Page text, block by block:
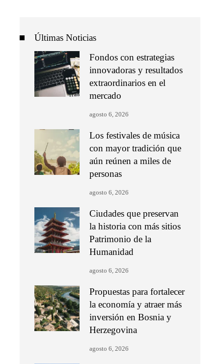
Últimas Noticias
Fondos con estrategias
innovadoras y resultados
extraordinarios en el
mercado
agosto 6, 2026
Los festivales de música
con mayor tradición que
aún reúnen a miles de
personas
agosto 6, 2026
Ciudades que preservan
la historia con más sitios
Patrimonio de la
Humanidad
agosto 6, 2026
Propuestas para fortalecer
la economía y atraer más
inversión en Bosnia y
Herzegovina
agosto 6, 2026